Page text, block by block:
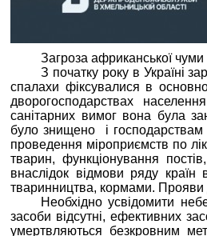
Загроза африканської
З початку року в Україні
спалахи фіксувалися в
дворогосподарствах
санітарних вимог вона була
було знищено і господарствам
проведення міроприємств по
тварин, функціонування
внаслідок відмови ряду
тваринництва, кормами. Прояви
Необхідно усвідомити
засоби відсутні, ефективних
умертвляються безкровним